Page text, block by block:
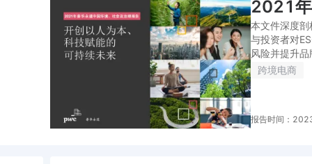
2021
本文件深度
与投资者对
风险并提升
跨境电商
报告时间：